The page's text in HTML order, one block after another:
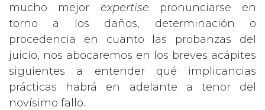
mucho mejor expertise pronunciarse en
torno a los daños, determinación o
procedencia en cuanto las probanzas del
juicio, nos abocaremos en los breves acápites
siguientes a entender qué implicancias
prácticas habrá en adelante a tenor del
novísimo fallo.